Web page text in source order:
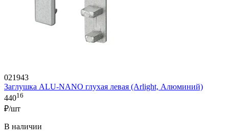
021943
Заглушка ALU-NANO глухая левая (Arlight, Алюминий)
44016
₽/шт
В наличии